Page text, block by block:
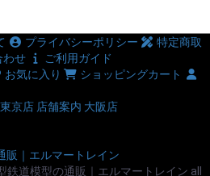
プライバシーポリシー
特定商取
わせ
ご利用ガイド
お気に入り
ショッピングカート
京店 店舗案内 大阪店
販｜エルマートレイン
道模型の通販｜エルマートレイン all